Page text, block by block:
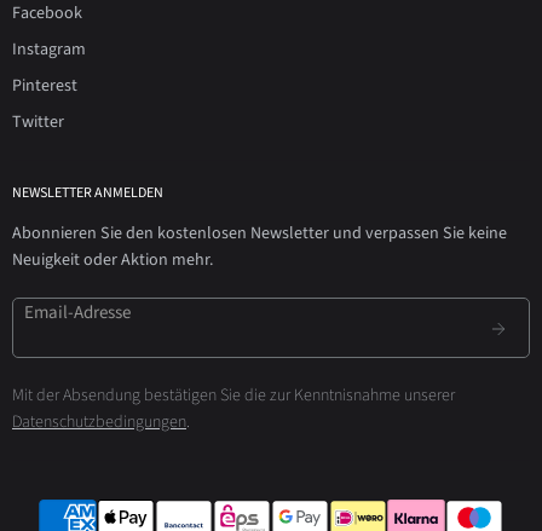
Facebook
Instagram
Pinterest
Twitter
NEWSLETTER ANMELDEN
Abonnieren Sie den kostenlosen Newsletter und verpassen Sie keine
Neuigkeit oder Aktion mehr.
Email-Adresse
Mit der Absendung bestätigen Sie die zur Kenntnisnahme unserer
Datenschutzbedingungen.